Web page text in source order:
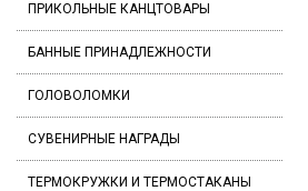
ПРИКОЛЬНЫЕ КАНЦТОВАРЫ
БАННЫЕ ПРИНАДЛЕЖНОСТИ
ГОЛОВОЛОМКИ
СУВЕНИРНЫЕ НАГРАДЫ
ТЕРМОКРУЖКИ И ТЕРМОСТАКАНЫ